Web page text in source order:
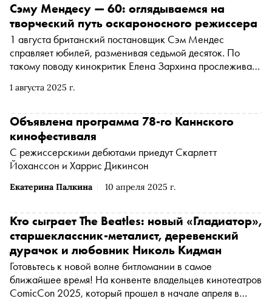
1 августа 2025 г.
Сэму Мендесу — 60: оглядываемся на
творческий путь оскароносного режиссера
1 августа британский постановщик Сэм Мендес
справляет юбилей, разменивая седьмой десяток. По
такому поводу кинокритик Елена Зархина прослеживает
«Красоты по-американски» и непрерывной военной
Екатерина Палкина 10 апреля 2025 г.
Объявлена программа 78-го Каннского
кинофестиваля
С режиссерскими дебютами приедут Скарлетт
Йоханссон и Харрис Дикинсон
Кто сыграет The Beatles: новый «Гладиатор»,
старшеклассник-металист, деревенский
дурачок и любовник Николь Кидман
Готовьтесь к новой волне битломании в самое
ближайшее время! На конвенте владельцев кинотеатров
ComicCon 2025, который прошел в начале апреля в